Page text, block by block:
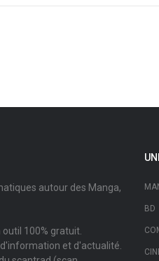
autour des Manga,
100% gratuit.
et d'actualité.
BD